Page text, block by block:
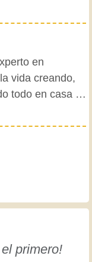
en
vida creando,
todo en casa y
me
pequeño, y
una vasta
enseña! Te
los
ponen en su
cada día
primero!